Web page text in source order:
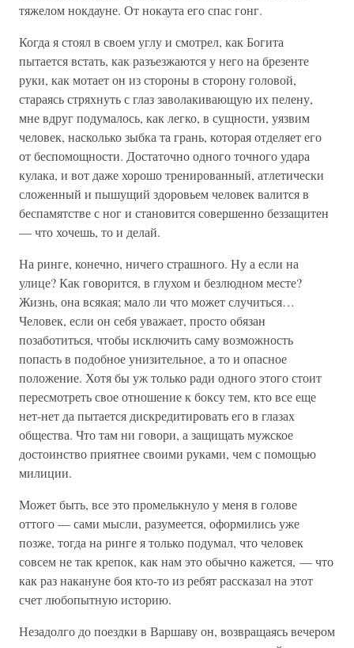
тяжелом нокдауне. От нокаута его спас гонг.
Когда я стоял в своем углу и смотрел, как Богита
пытается встать, как разъезжаются у него на брезенте
руки, как мотает он из стороны в сторону головой,
стараясь стряхнуть с глаз заволакивающую их пелену,
мне вдруг подумалось, как легко, в сущности, уязвим
человек, насколько зыбка та грань, которая отделяет его
от беспомощности. Достаточно одного точного удара
кулака, и вот даже хорошо тренированный, атлетически
сложенный и пышущий здоровьем человек валится в
беспамятстве с ног и становится совершенно беззащитен
— что хочешь, то и делай.
На ринге, конечно, ничего страшного. Ну а если на
улице? Как говорится, в глухом и безлюдном месте?
Жизнь, она всякая; мало ли что может случиться…
Человек, если он себя уважает, просто обязан
позаботиться, чтобы исключить саму возможность
попасть в подобное унизительное, а то и опасное
положение. Хотя бы уж только ради одного этого стоит
пересмотреть свое отношение к боксу тем, кто все еще
нет-нет да пытается дискредитировать его в глазах
общества. Что там ни говори, а защищать мужское
достоинство приятнее своими руками, чем с помощью
милиции.
Может быть, все это промелькнуло у меня в голове
оттого — сами мысли, разумеется, оформились уже
позже, тогда на ринге я только подумал, что человек
совсем не так крепок, как нам это обычно кажется, — что
как раз накануне боя кто-то из ребят рассказал на этот
счет любопытную историю.
Незадолго до поездки в Варшаву он, возвращаясь вечером